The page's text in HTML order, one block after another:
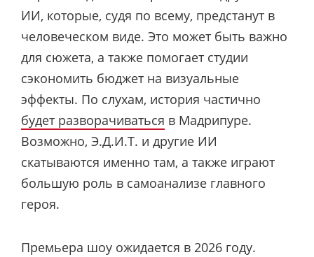
ИИ, которые, судя по всему, предстанут в
человеческом виде. Это может быть важно
для сюжета, а также помогает студии
сэкономить бюджет на визуальные
эффекты. По слухам, история частично
будет разворачиваться в Мадрипуре.
Возможно, Э.Д.И.Т. и другие ИИ
скатываются именно там, а также играют
большую роль в самоанализе главного
героя.
Премьера шоу ожидается в 2026 году.